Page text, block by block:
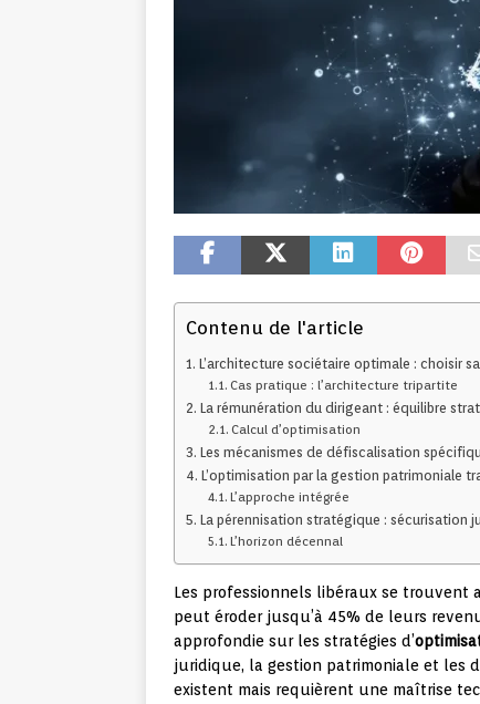
Contenu de l'article
L’architecture sociétaire optimale : choisir
Cas pratique : l’architecture tripartite
La rémunération du dirigeant : équilibre
Calcul d’optimisation
Les mécanismes de défiscalisation
L’optimisation par la gestion patrimoniale
L’approche intégrée
La pérennisation stratégique : sécurisation
L’horizon décennal
Les professionnels libéraux se trouvent
peut éroder jusqu’à 45% de leurs
approfondie sur les stratégies d’
juridique, la gestion patrimoniale et les
existent mais requièrent une maîtrise